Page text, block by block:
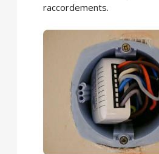
raccordements.